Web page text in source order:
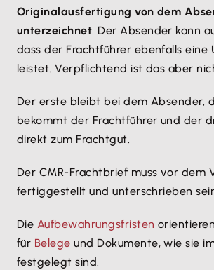
Originalausfertigung von dem
unterzeichnet. Der Absender kann
dass der Frachtführer ebenfalls eine
leistet. Verpflichtend ist das aber
Der erste bleibt bei dem Absender,
bekommt der Frachtführer und der
direkt zum Frachtgut.
Der CMR-Frachtbrief muss vor dem
fertiggestellt und unterschrieben
Die Aufbewahrungsfristen
für Belege und Dokumente, wie sie
festgelegt sind.